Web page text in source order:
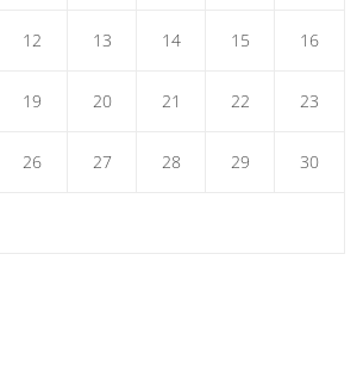
12 13 14 15 16
19 20 21 22 23
26 27 28 29 30